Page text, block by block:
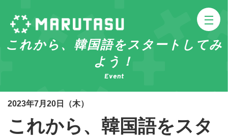
これから、韓国語をスタートしてみ
よう！
Event
2023年7月20日（木）
これから、韓国語をスタ